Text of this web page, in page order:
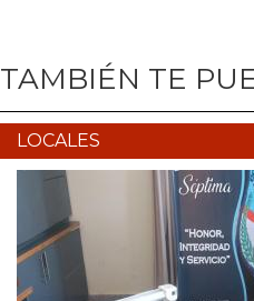
TAMBIÉN TE
LOCALES